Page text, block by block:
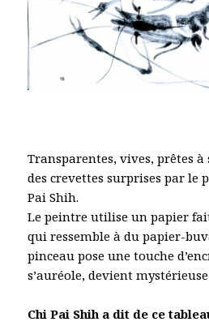
Transparentes, vives, prêtes à
des crevettes surprises par le
Pai Shih.
Le peintre utilise un papier
qui ressemble à du papier-
pinceau pose une touche
s’auréole, devient
Chi Pai Shih a dit de ce